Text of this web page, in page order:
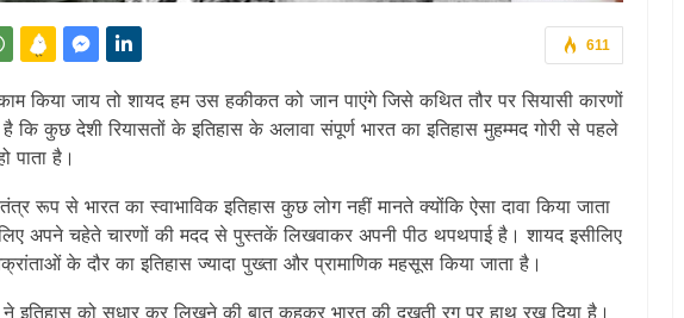
611
किया जाय तो शायद हम उस हकीकत को जान पाएंगे जिसे कथित तौर पर सियासी कारणों
कि कुछ देशी रियासतों के इतिहास के अलावा संपूर्ण भारत का इतिहास मुहम्मद गोरी से पहले
पाता है।
रूप से भारत का स्वाभाविक इतिहास कुछ लोग नहीं मानते क्योंकि ऐसा दावा किया जाता
अपने चहेते चारणों की मदद से पुस्तकें लिखवाकर अपनी पीठ थपथपाई है। शायद इसीलिए
के दौर का इतिहास ज्यादा पुख्ता और प्रामाणिक महसूस किया जाता है।
ने इतिहास को सुधार कर लिखने की बात कहकर भारत की दुखती रग पर हाथ रख दिया है।